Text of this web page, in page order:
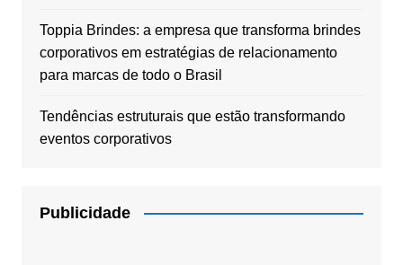
Toppia Brindes: a empresa que transforma brindes
corporativos em estratégias de relacionamento
para marcas de todo o Brasil
Tendências estruturais que estão transformando
eventos corporativos
Publicidade